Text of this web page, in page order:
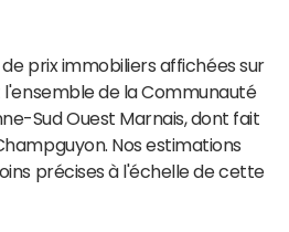
de prix immobiliers affichées sur
de la Communauté
Sud Ouest Marnais, dont fait
Nos estimations
précises à l'échelle de cette